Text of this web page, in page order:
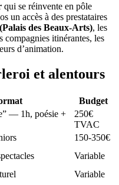
qui se réinvente en pôle
un accès à des prestataires
des Beaux-Arts), les
compagnies itinérantes, les
d’animation.
et alentours
Budget
— 1h, poésie +
250€
TVAC
150-350€
Variable
Variable